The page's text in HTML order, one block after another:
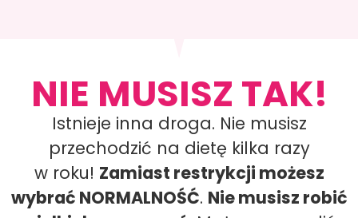
NIE MUSISZ TAK!
Istnieje inna droga. Nie musisz
przechodzić na dietę kilka razy
w roku! Zamiast restrykcji możesz
wybrać NORMALNOŚĆ. Nie musisz robić